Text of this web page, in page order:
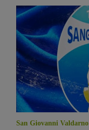
San Giovanni Valdarno